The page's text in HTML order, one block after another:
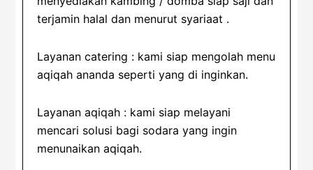
terjamin halal dan menurut syariaat .
Layanan catering : kami siap mengolah menu
aqiqah ananda seperti yang di inginkan.
Layanan aqiqah : kami siap melayani
mencari solusi bagi sodara yang ingin
menunaikan aqiqah.